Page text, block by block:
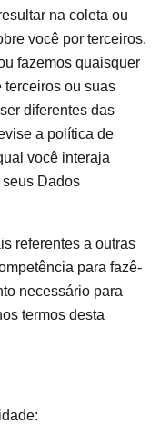
na coleta ou
você por terceiros.
fazemos quaisquer
terceiros ou suas
diferentes das
a política de
você interaja
Dados
referentes a outras
para fazê-
necessário para
termos desta